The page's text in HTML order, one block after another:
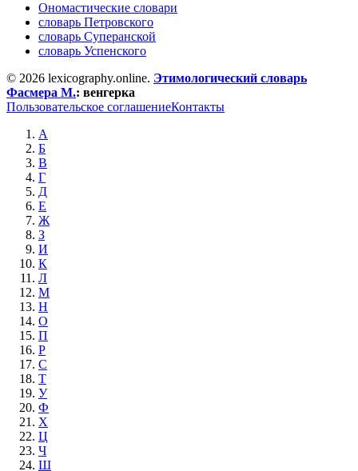
Ономастические словари
словарь Петровского
словарь Суперанской
словарь Успенского
© 2026 lexicography.online. Этимологический словарь
Фасмера М.: венгерка
Пользовательское соглашениеКонтакты
А
Б
В
Г
Д
Е
Ж
З
И
К
Л
М
Н
О
П
Р
С
Т
У
Ф
Х
Ц
Ч
Ш